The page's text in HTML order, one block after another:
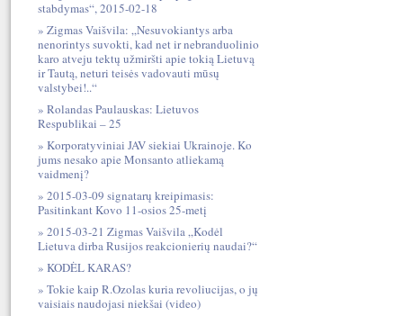
stabdymas“, 2015-02-18
Zigmas Vaišvila: „Nesuvokiantys arba
nenorintys suvokti, kad net ir nebranduolinio
karo atveju tektų užmiršti apie tokią Lietuvą
ir Tautą, neturi teisės vadovauti mūsų
valstybei!..“
Rolandas Paulauskas: Lietuvos
Respublikai – 25
Korporatyviniai JAV siekiai Ukrainoje. Ko
jums nesako apie Monsanto atliekamą
vaidmenį?
2015-03-09 signatarų kreipimasis:
Pasitinkant Kovo 11-osios 25-metį
2015-03-21 Zigmas Vaišvila „Kodėl
Lietuva dirba Rusijos reakcionierių naudai?“
KODĖL KARAS?
Tokie kaip R.Ozolas kuria revoliucijas, o jų
vaisiais naudojasi niekšai (video)